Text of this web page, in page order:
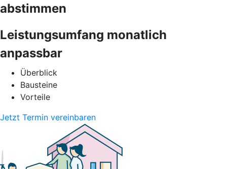
abstimmen
Leistungsumfang monatlich
anpassbar
Überblick
Bausteine
Vorteile
Jetzt Termin vereinbaren